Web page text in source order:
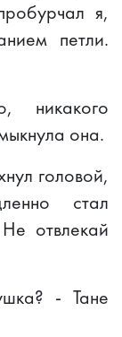
я,
петли.
никакого
она.
головой,
стал
отвлекай
- Тане